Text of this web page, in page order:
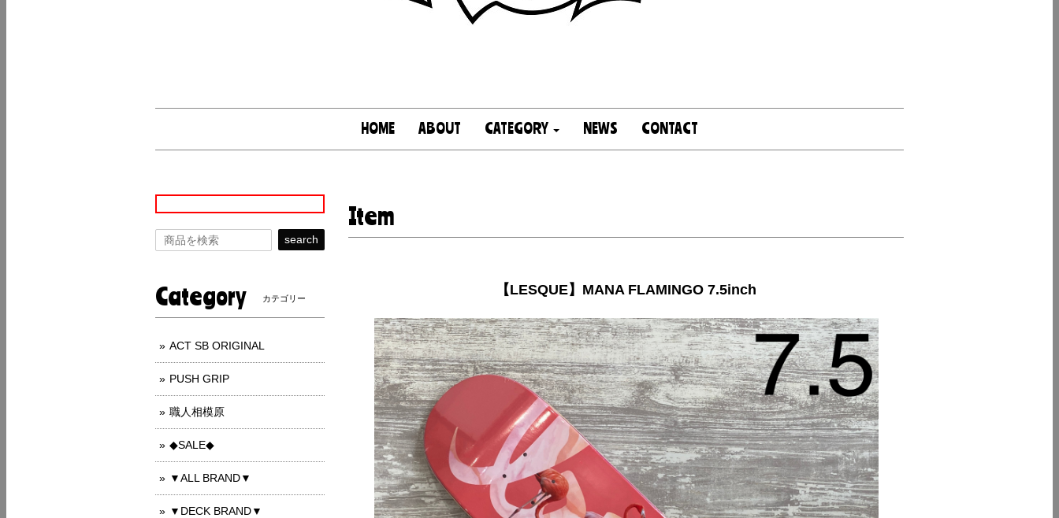
HOME ABOUT CATEGORY NEWS CONTACT
Item
【LESQUE】MANA FLAMINGO 7.5inch
search
Category カテゴリー
ACT SB ORIGINAL
PUSH GRIP
職人相模原
◆SALE◆
▼ALL BRAND▼
▼DECK BRAND▼